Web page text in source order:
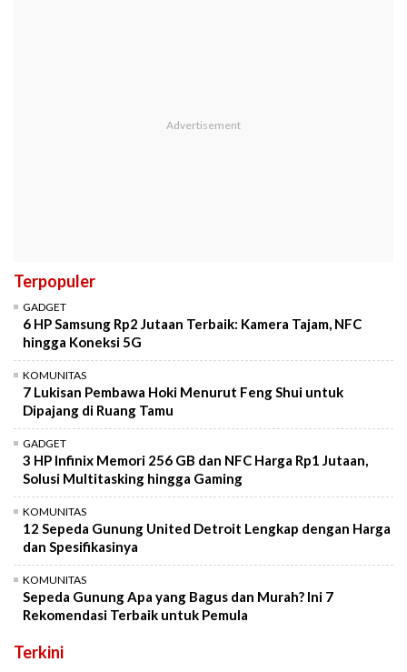
Terpopuler
GADGET
6 HP Samsung Rp2 Jutaan Terbaik: Kamera Tajam, NFC
hingga Koneksi 5G
KOMUNITAS
7 Lukisan Pembawa Hoki Menurut Feng Shui untuk
Dipajang di Ruang Tamu
GADGET
3 HP Infinix Memori 256 GB dan NFC Harga Rp1 Jutaan,
Solusi Multitasking hingga Gaming
KOMUNITAS
12 Sepeda Gunung United Detroit Lengkap dengan Harga
dan Spesifikasinya
KOMUNITAS
Sepeda Gunung Apa yang Bagus dan Murah? Ini 7
Rekomendasi Terbaik untuk Pemula
Terkini